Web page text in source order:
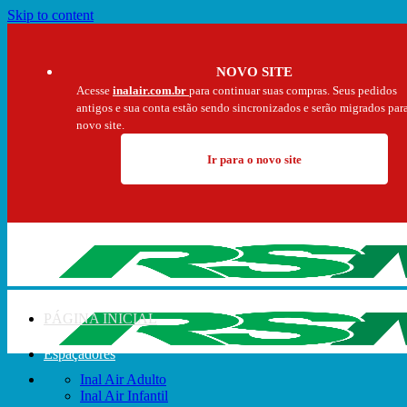
Skip to content
NOVO SITE
Acesse inalair.com.br para continuar suas compras. Seus pedidos
antigos e sua conta estão sendo sincronizados e serão migrados
novo site.
Ir para o novo site
PÁGINA INICIAL
Espaçadores
Inal Air Adulto
Inal Air Infantil